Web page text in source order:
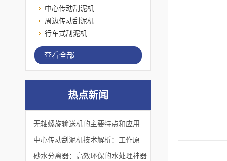
中心传动刮泥机
周边传动刮泥机
行车式刮泥机
查看全部
热点新闻
砂水分离器：高效环保的水处理神器